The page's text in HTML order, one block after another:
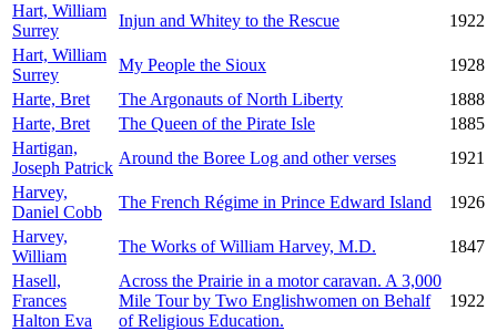
Hart, William
Surrey
Injun and Whitey to the Rescue
1922
Hart, William
Surrey
My People the Sioux
1928
Harte, Bret
The Argonauts of North Liberty
1888
Harte, Bret
The Queen of the Pirate Isle
1885
Hartigan,
Joseph Patrick
Around the Boree Log and other verses
1921
Harvey,
Daniel Cobb
The French Régime in Prince Edward Island
1926
Harvey,
William
The Works of William Harvey, M.D.
1847
Hasell,
Frances
Halton Eva
Across the Prairie in a motor caravan. A 3,000
Mile Tour by Two Englishwomen on Behalf
of Religious Education.
1922